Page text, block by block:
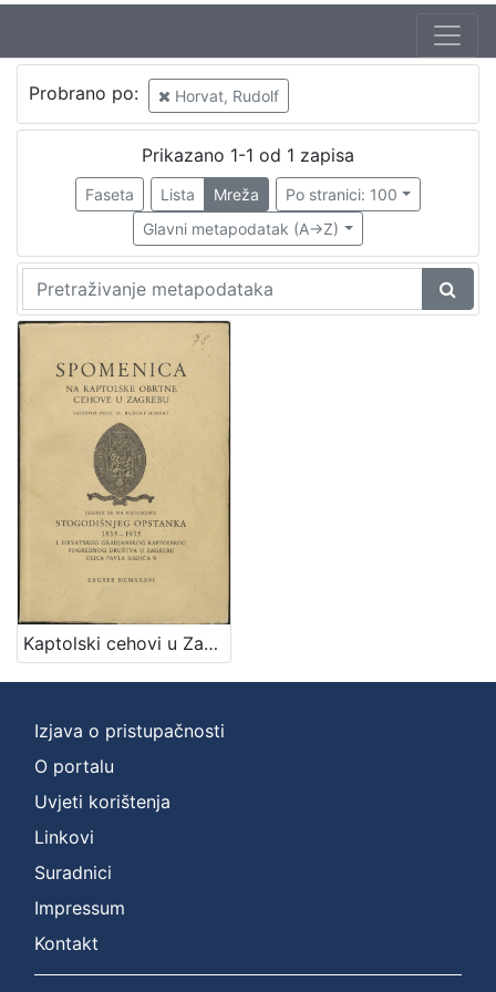
Probrano po: Horvat, Rudolf
Prikazano 1-1 od 1 zapisa
Faseta Lista Mreža
Po stranici: 100
Glavni metapodatak (A->Z)
Kaptolski cehovi u Zagrebu / napisao Rudolf Horvat
Izjava o pristupačnosti
O portalu
Uvjeti korištenja
Linkovi
Suradnici
Impressum
Kontakt